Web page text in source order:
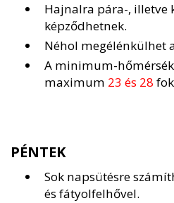
Hajnalra pára-, illetve
képződhetnek.
Néhol megélénkülhet
A minimum-
maximum 23 és 28
PÉNTEK
Sok napsütésre
és fátyolfelhővel.